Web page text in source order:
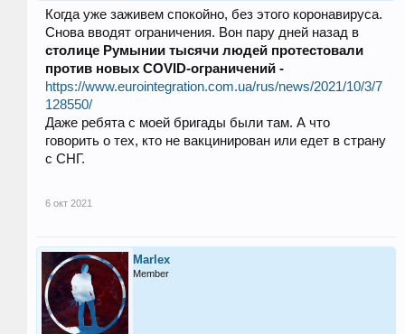
Когда уже заживем спокойно, без этого коронавируса.
Снова вводят ограничения. Вон пару дней назад в
столице Румынии тысячи людей протестовали
против новых COVID-ограничений -
https://www.eurointegration.com.ua/rus/news/2021/10/3/7
128550/
Даже ребята с моей бригады были там. А что
говорить о тех, кто не вакцинирован или едет в страну
с СНГ.
6 окт 2021
Marlex
Member